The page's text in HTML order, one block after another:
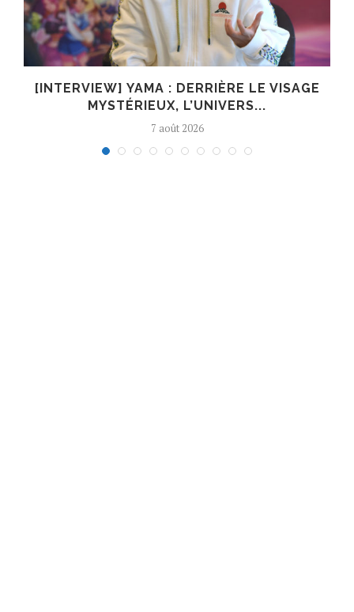
[INTERVIEW] YAMA : DERRIÈRE LE VISAGE
MYSTÉRIEUX, L’UNIVERS...
7 août 2026